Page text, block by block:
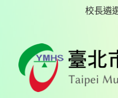
校長遴